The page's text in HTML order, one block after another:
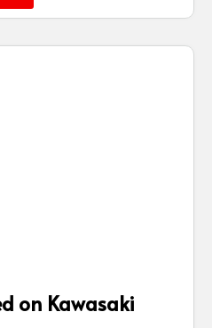
on Kawasaki